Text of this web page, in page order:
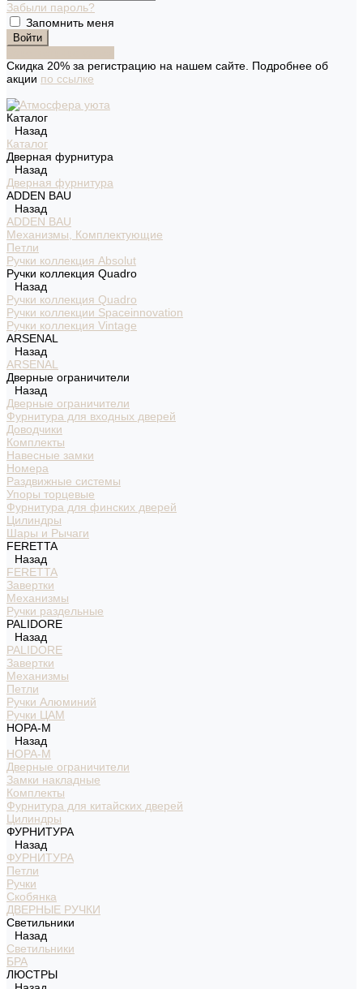
Забыли пароль?
Запомнить меня
Скидка 20% за регистрацию на нашем сайте. Подробнее об
акции по ссылке
Каталог
Назад
Каталог
Дверная фурнитура
Назад
Дверная фурнитура
ADDEN BAU
Назад
ADDEN BAU
Механизмы, Комплектующие
Петли
Ручки коллекция Absolut
Ручки коллекция Quadro
Назад
Ручки коллекция Quadro
Ручки коллекции Spaceinnovation
Ручки коллекция Vintage
ARSENAL
Назад
ARSENAL
Дверные ограничители
Назад
Дверные ограничители
Фурнитура для входных дверей
Доводчики
Комплекты
Навесные замки
Номера
Раздвижные системы
Упоры торцевые
Фурнитура для финских дверей
Цилиндры
Шары и Рычаги
FERETTA
Назад
FERETTA
Завертки
Механизмы
Ручки раздельные
PALIDORE
Назад
PALIDORE
Завертки
Механизмы
Петли
Ручки Алюминий
Ручки ЦАМ
НОРА-М
Назад
НОРА-М
Дверные ограничители
Замки накладные
Комплекты
Фурнитура для китайских дверей
Цилиндры
ФУРНИТУРА
Назад
ФУРНИТУРА
Петли
Ручки
Скобянка
ДВЕРНЫЕ РУЧКИ
Светильники
Назад
Светильники
БРА
ЛЮСТРЫ